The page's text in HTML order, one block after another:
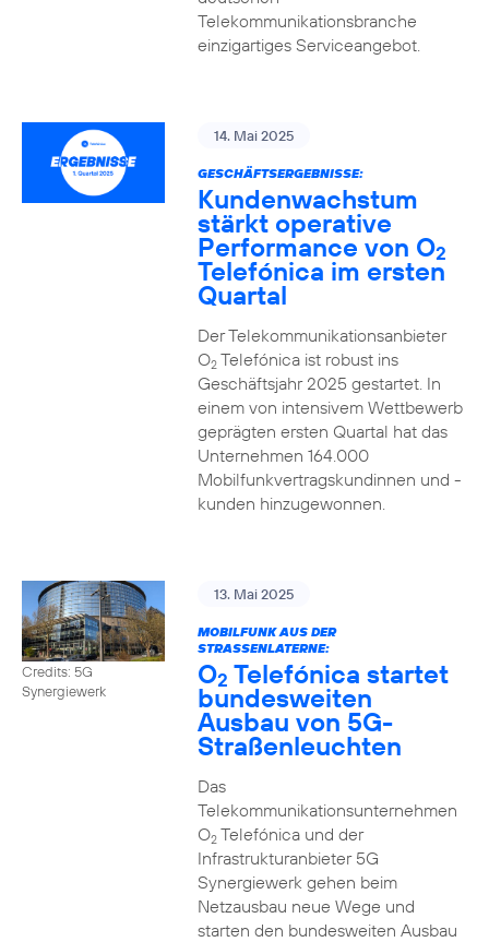
Telekommunikationsbranche
einzigartiges Serviceangebot.
14. Mai 2025
GESCHÄFTSERGEBNISSE:
Kundenwachstum
stärkt operative
Performance von O2
Telefónica im ersten
Quartal
Der Telekommunikationsanbieter
O2Telefónica ist robust ins
Geschäftsjahr 2025 gestartet. In
einem von intensivem Wettbewerb
geprägten ersten Quartal hat das
Unternehmen 164.000
Mobilfunkvertragskundinnen und -
kunden hinzugewonnen.
Credits: 5G
Synergiewerk
13. Mai 2025
MOBILFUNK AUS DER
STRASSENLATERNE:
O2 Telefónica startet
bundesweiten
Ausbau von 5G-
Straßenleuchten
Das
Telekommunikationsunternehmen
O2Telefónica und der
Infrastrukturanbieter 5G
Synergiewerk gehen beim
Netzausbau neue Wege und
starten den bundesweiten Ausbau